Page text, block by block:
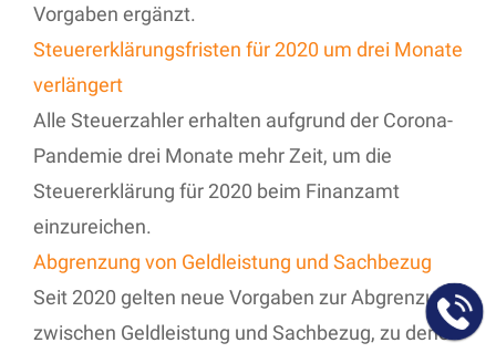
Vorgaben ergänzt.
Steuererklärungsfristen für 2020 um drei Monate
verlängert
Alle Steuerzahler erhalten aufgrund der Corona-
Pandemie drei Monate mehr Zeit, um die
Steuererklärung für 2020 beim Finanzamt
einzureichen.
Abgrenzung von Geldleistung und Sachbezug
Seit 2020 gelten neue Vorgaben zur Abgrenzung
zwischen Geldleistung und Sachbezug, zu denen